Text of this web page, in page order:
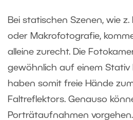
Bei statischen Szenen, wie z.
oder Makrofotografie,
alleine zurecht. Die
gewöhnlich auf einem Stativ
haben somit freie Hände
Faltreflektors. Genauso
Porträtaufnahmen